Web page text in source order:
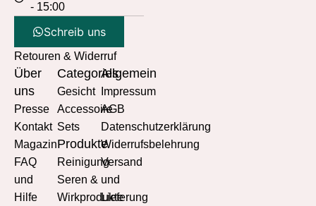
- 15:00
Schreib uns
Retouren & Widerruf
Über
uns
Presse
Kontakt
Magazin
FAQ
und
Hilfe
Categories
Gesicht
Accessoire
Sets
Produkte
Reinigung
Seren &
Wirkprodukte
Allgemein
Impressum
AGB
Datenschutzerklärung
Widerrufsbelehrung
Versand
und
Lieferung